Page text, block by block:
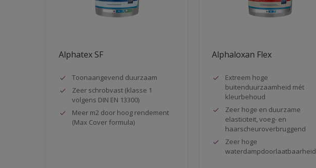
Alphatex SF
Toonaangevend duurzaam
Zeer schrobvast (klasse 1
volgens DIN EN 13300)
Meer m2 door hoog rendement
(Max Cover formula)
Alphaloxan Flex
Extreem hoge
buitenduurzaamheid mét
kleurbehoud
Zeer hoge en duurzame
elasticiteit, voeg- en
haarscheuroverbruggend
Zeer hoge
waterdampdoorlaatbaarheid